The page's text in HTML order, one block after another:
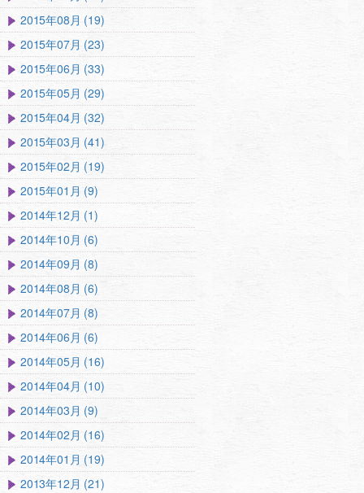
2015年08月 (19)
2015年07月 (23)
2015年06月 (33)
2015年05月 (29)
2015年04月 (32)
2015年03月 (41)
2015年02月 (19)
2015年01月 (9)
2014年12月 (1)
2014年10月 (6)
2014年09月 (8)
2014年08月 (6)
2014年07月 (8)
2014年06月 (6)
2014年05月 (16)
2014年04月 (10)
2014年03月 (9)
2014年02月 (16)
2014年01月 (19)
2013年12月 (21)